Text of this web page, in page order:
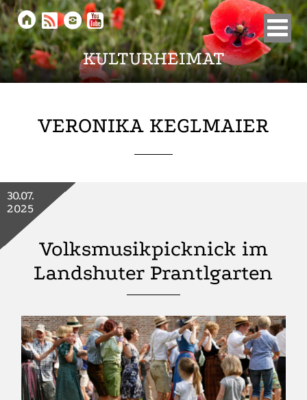
KULTURHEIMAT
    
VERONIKA KEGLMAIER
Volksmusikpicknick im
Landshuter Prantlgarten
30.07.
2025